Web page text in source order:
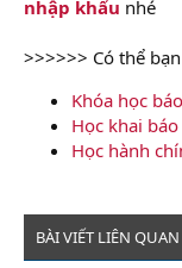
nhập khẩu nhé
>>>>>> Có thể
Khóa học
Học khai
Học hành
BÀI VIẾT LIÊN QUAN